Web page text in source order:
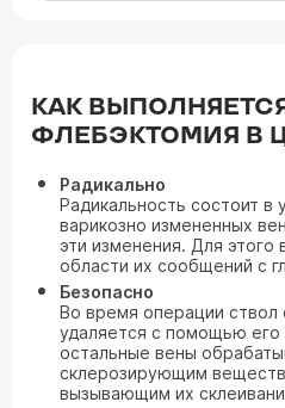
КАК
ФЛЕБЭКТОМИЯ В
Радикально
Радикальность состоит в
варикозно измененных
эти изменения. Для
области их сообщений с
Безопасно
Во время операции ствол
удаляется с помощью его
остальные вены
склерозирующим
вызывающим их